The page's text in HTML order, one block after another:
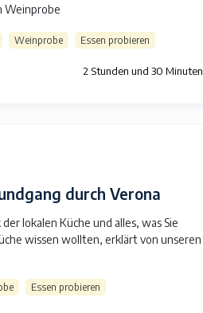
Weinprobe
Weinprobe Essen probieren
2 Stunden und 30 Minuten
durch Verona
lokalen Küche und alles, was Sie
wissen wollten, erklärt von unseren
Essen probieren